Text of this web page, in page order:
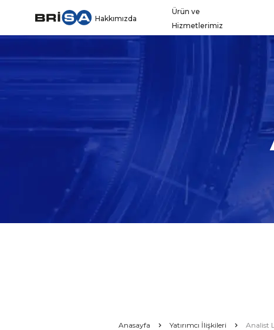
Hakkımızda
Ürün ve
Hizmetlerimiz
Anasayfa Yatırımcı İlişkileri Analist